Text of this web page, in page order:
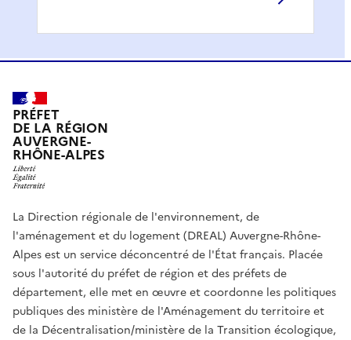
PRÉFET
DE LA RÉGION
AUVERGNE-
RHÔNE-ALPES
La Direction régionale de l'environnement, de
l'aménagement et du logement (DREAL) Auvergne-Rhône-
Alpes est un service déconcentré de l'État français. Placée
sous l'autorité du préfet de région et des préfets de
département, elle met en œuvre et coordonne les politiques
publiques des ministère de l'Aménagement du territoire et
de la Décentralisation/ministère de la Transition écologique,